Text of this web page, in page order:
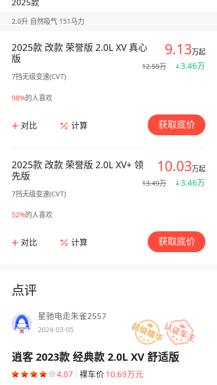
2.0升 自然吸气 151马力
9.13万起
12.59万
3.46万
2025款 改款 荣誉版 2.0L XV 真心
版
7挡无级变速(CVT)
98%的人喜欢
对比 计算 获取底价
10.03万起
13.49万
3.46万
2025款 改款 荣誉版 2.0L XV+ 领
先版
7挡无级变速(CVT)
52%的人喜欢
对比 计算 获取底价
点评
星驰电走朱雀2557
2024-03-05
逍客 2023款 经典款 2.0L XV 舒适版
4.07 裸车价 10.69万元